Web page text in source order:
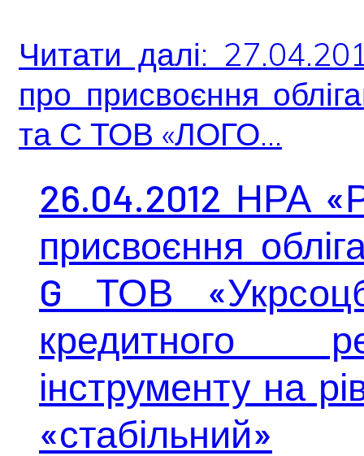
Читати далі:
про присвоєння
та С ТОВ «ЛОГО...
26.04.2012 НРА
присвоєння
G ТОВ
кредитного
інструменту на
«стабільний»